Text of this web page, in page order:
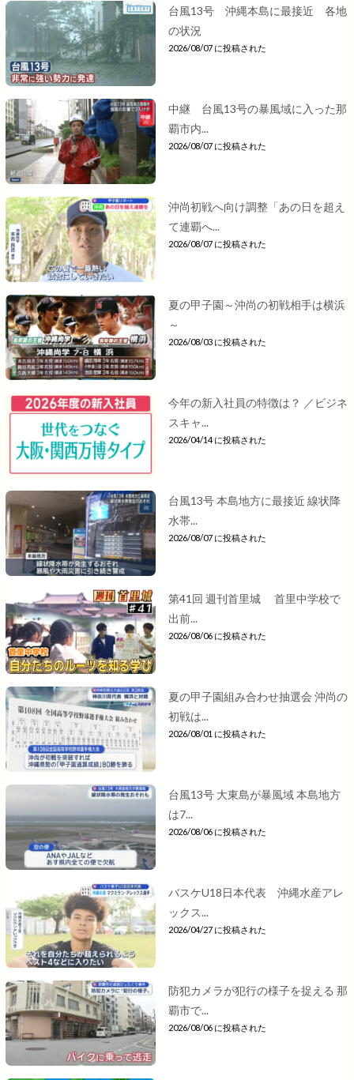
台風13号 沖縄本島に最接近 各地
の状況
2026/08/07 に投稿された
中継 台風13号の暴風域に入った那
覇市内...
2026/08/07 に投稿された
沖尚初戦へ向け調整「あの日を超え
て連覇へ...
2026/08/07 に投稿された
夏の甲子園～沖尚の初戦相手は横浜
～
2026/08/03 に投稿された
今年の新入社員の特徴は？ ／ビジネ
スキャ...
2026/04/14 に投稿された
台風13号 本島地方に最接近 線状降
水帯...
2026/08/07 に投稿された
第41回 週刊首里城 首里中学校で
出前...
2026/08/06 に投稿された
夏の甲子園組み合わせ抽選会 沖尚の
初戦は...
2026/08/01 に投稿された
台風13号 大東島が暴風域 本島地方
は7...
2026/08/06 に投稿された
バスケU18日本代表 沖縄水産アレ
ックス...
2026/04/27 に投稿された
防犯カメラが犯行の様子を捉える 那
覇市で...
2026/08/06 に投稿された